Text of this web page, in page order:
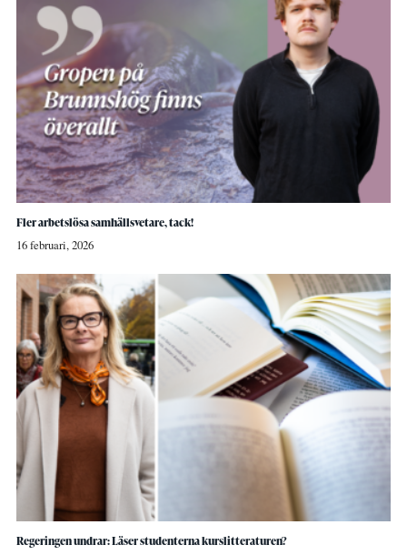
Fler arbetslösa samhällsvetare, tack!
16 februari, 2026
Regeringen undrar: Läser studenterna kurslitteraturen?